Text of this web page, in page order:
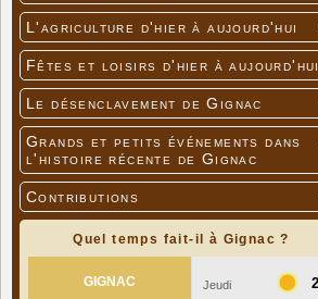
L'agriculture d'hier à aujourd'hui
Fêtes et loisirs d'hier à aujourd'hui
Le désenclavement de Gignac
Grands et petits événements dans
l'histoire récente de Gignac
Contributions
Quel temps fait-il à Gignac ?